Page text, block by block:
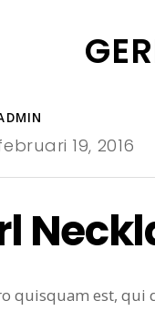
19, 2016
quisquam est, qui